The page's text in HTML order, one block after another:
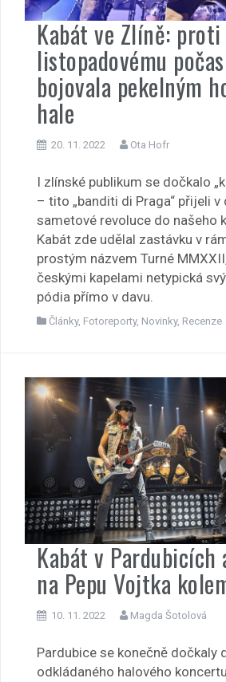
Kabát ve Zlíně: proti
listopadovému
bojovala pekelným
hale
20. 11. 2022 Ota Hofr
I zlínské publikum se dočkalo
– tito „banditi di Praga“ přijeli v
sametové revoluce do našeho
Kabát zde udělal zastávku v
prostým názvem Turné
českými kapelami netypická
pódia přímo v davu.
Články, Fotoreporty, Novinky, Recenze
Kabát v Pardubicích
na Pepu Vojtka
10. 11. 2022 Magda Šotolová
Pardubice se konečně dočkaly
odkládaného halového